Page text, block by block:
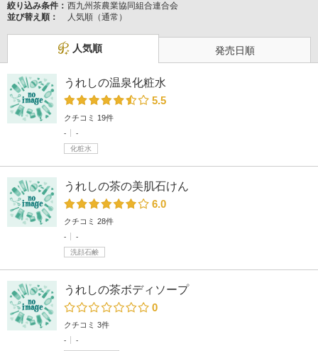
絞り込み条件： 西九州茶農業協同組合連合会
並び替え順：
人気順（通常）
人気順 発売日順
うれしの温泉化粧水
5.5
クチコミ 19件
-
-
化粧水
うれしの茶の美肌石けん
6.0
クチコミ 28件
-
-
洗顔石鹸
うれしの茶ボディソープ
0
クチコミ 3件
-
-